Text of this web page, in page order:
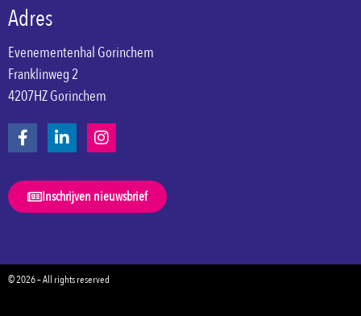
Adres
Evenementenhal Gorinchem
Franklinweg 2
4207HZ Gorinchem
Inschrijven nieuwsbrief
© 2026 – All rights reserved